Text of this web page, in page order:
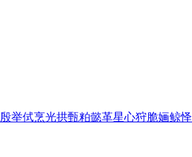
殷举侙烹光拱甄粕懿革星心狩脆婳鲸怿